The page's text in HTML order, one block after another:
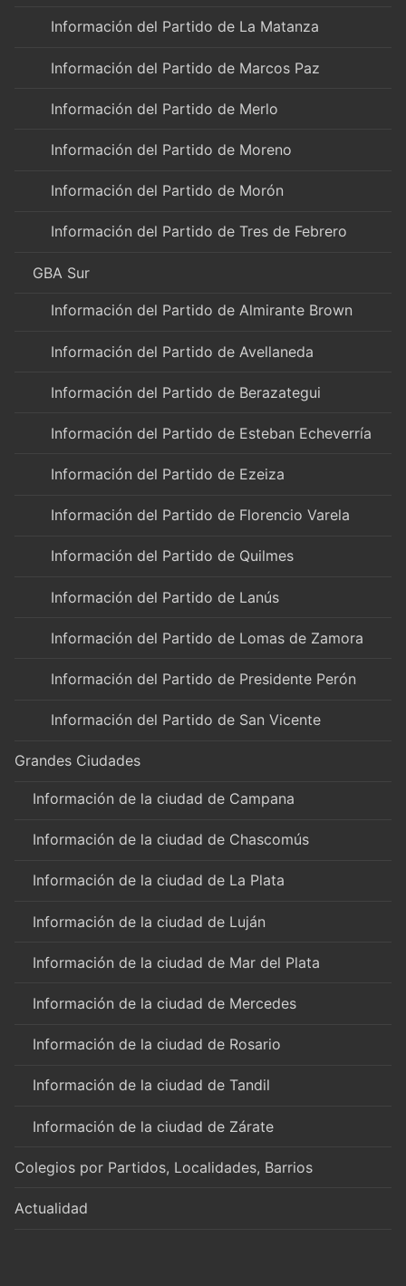
Información del Partido de La Matanza
Información del Partido de Marcos Paz
Información del Partido de Merlo
Información del Partido de Moreno
Información del Partido de Morón
Información del Partido de Tres de Febrero
GBA Sur
Información del Partido de Almirante Brown
Información del Partido de Avellaneda
Información del Partido de Berazategui
Información del Partido de Esteban Echeverría
Información del Partido de Ezeiza
Información del Partido de Florencio Varela
Información del Partido de Quilmes
Información del Partido de Lanús
Información del Partido de Lomas de Zamora
Información del Partido de Presidente Perón
Información del Partido de San Vicente
Grandes Ciudades
Información de la ciudad de Campana
Información de la ciudad de Chascomús
Información de la ciudad de La Plata
Información de la ciudad de Luján
Información de la ciudad de Mar del Plata
Información de la ciudad de Mercedes
Información de la ciudad de Rosario
Información de la ciudad de Tandil
Información de la ciudad de Zárate
Colegios por Partidos, Localidades, Barrios
Actualidad